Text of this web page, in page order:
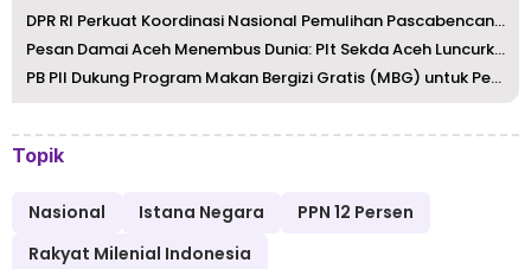
DPR RI Perkuat Koordinasi Nasional Pemulihan Pascabencana...
Pesan Damai Aceh Menembus Dunia: Plt Sekda Aceh Luncurkan...
PB PII Dukung Program Makan Bergizi Gratis (MBG) untuk Pe...
Topik
Nasional Istana Negara
PPN 12 Persen
Rakyat Milenial Indonesia